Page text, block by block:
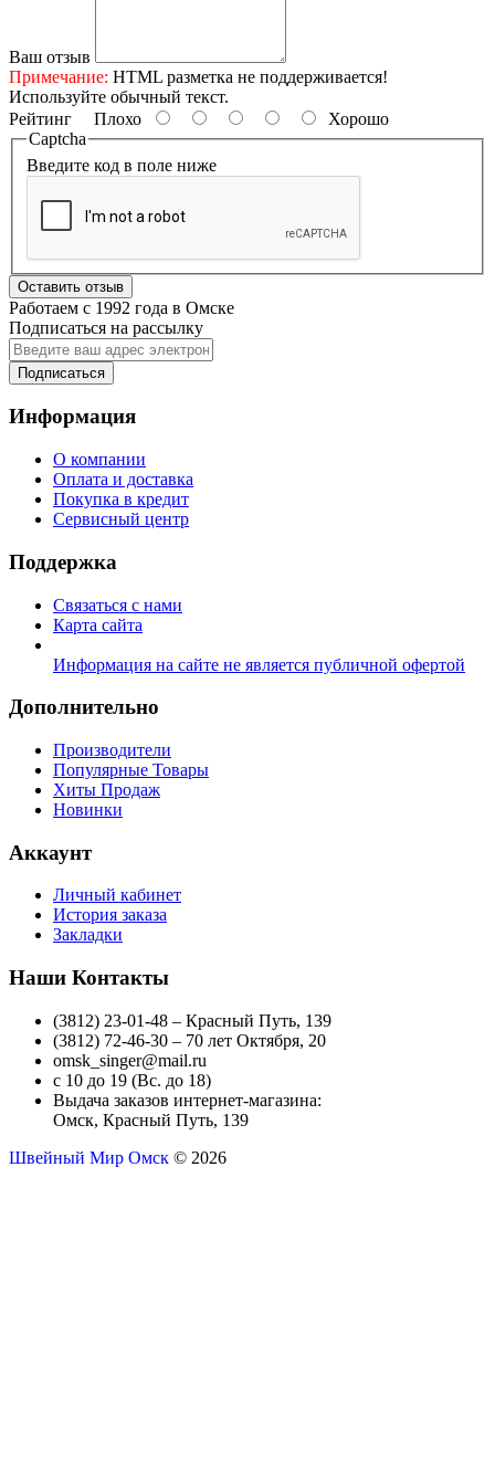
Ваш отзыв
Примечание: HTML разметка не поддерживается!
Используйте обычный текст.
Рейтинг Плохо
Хорошо
Captcha
Введите код в поле ниже
Оставить отзыв
Работаем с 1992 года в Омске
Подписаться на рассылку
Подписаться
Информация
О компании
Оплата и доставка
Покупка в кредит
Сервисный центр
Поддержка
Связаться с нами
Карта сайта
Информация на сайте не является публичной офертой
Дополнительно
Производители
Популярные Товары
Хиты Продаж
Новинки
Аккаунт
Личный кабинет
История заказа
Закладки
Наши Контакты
(3812) 23-01-48 – Красный Путь, 139
(3812) 72-46-30 – 70 лет Октября, 20
omsk_singer@mail.ru
с 10 до 19 (Вс. до 18)
Выдача заказов интернет-магазина:
Омск, Красный Путь, 139
Швейный Мир Омск © 2026